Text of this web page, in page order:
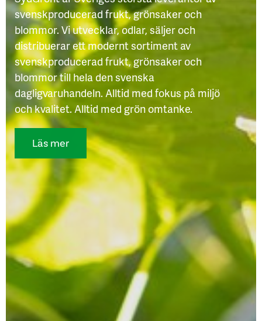
svenskproducerad frukt, grönsaker och
blommor. Vi utvecklar, odlar, säljer och
distribuerar ett modernt sortiment av
svenskproducerad frukt, grönsaker och
blommor till hela den svenska
dagligvaruhandeln. Alltid med fokus på miljö
och kvalitet. Alltid med grön omtanke.
Läs mer